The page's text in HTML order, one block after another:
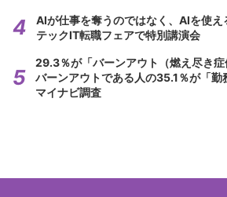
AIが仕事を奪うのではなく、AIを使
テックIT転職フェアで特別講演会
29.3％が「バーンアウト（燃え尽き
バーンアウトである人の35.1％が「
マイナビ調査